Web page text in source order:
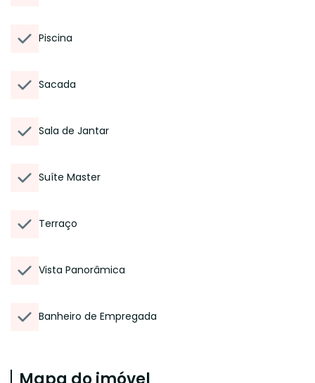
Piscina
Sacada
Sala de Jantar
Suíte Master
Terraço
Vista Panorâmica
Banheiro de Empregada